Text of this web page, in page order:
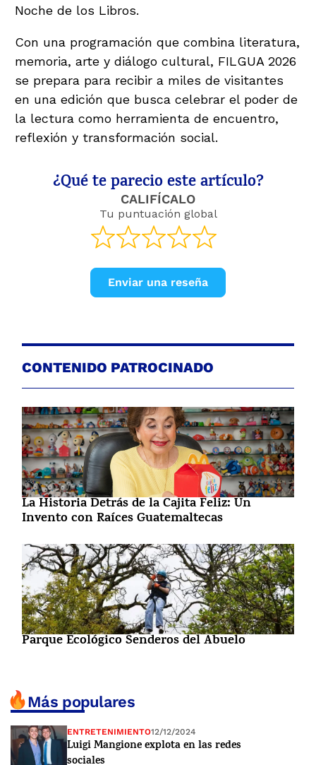
Noche de los Libros.
Con una programación que combina literatura,
memoria, arte y diálogo cultural, FILGUA 2026
se prepara para recibir a miles de visitantes
en una edición que busca celebrar el poder de
la lectura como herramienta de encuentro,
reflexión y transformación social.
¿Qué te parecio este artículo?
CALIFÍCALO
Tu puntuación global
Enviar una reseña
CONTENIDO PATROCINADO
La Historia Detrás de la Cajita Feliz: Un
Invento con Raíces Guatemaltecas
Parque Ecológico Senderos del Abuelo
Más populares
ENTRETENIMIENTO12/12/2024
Luigi Mangione explota en las redes